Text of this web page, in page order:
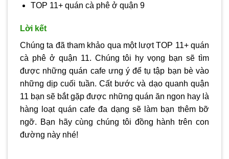
TOP 11+ quán cà phê ở quận 9
Lời kết
Chúng ta đã tham khảo qua một lượt TOP 11+ quán
cà phê ở quận 11. Chúng tôi hy vọng bạn sẽ tìm
được những quán cafe ưng ý để tụ tập bạn bè vào
những dịp cuối tuần. Cất bước và dạo quanh quận
11 bạn sẽ bắt gặp được những quán ăn ngon hay là
hàng loạt quán cafe đa dạng sẽ làm bạn thêm bỡ
ngỡ. Bạn hãy cùng chúng tôi đồng hành trên con
đường này nhé!